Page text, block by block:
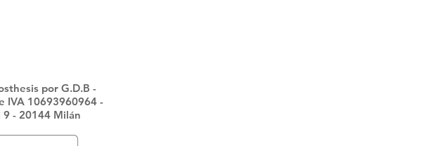
por G.D.B -
IVA 10693960964 -
9 - 20144 Milán